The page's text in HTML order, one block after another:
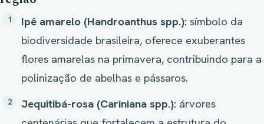
Ipê amarelo (Handroanthus spp.): símbolo da
biodiversidade brasileira, oferece exuberantes
flores amarelas na primavera, contribuindo para a
polinização de abelhas e pássaros.
Jequitibá-rosa (Cariniana spp.): árvores